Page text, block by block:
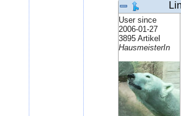
User since
2006-01-27
3895 Artikel
HausmeisterIn